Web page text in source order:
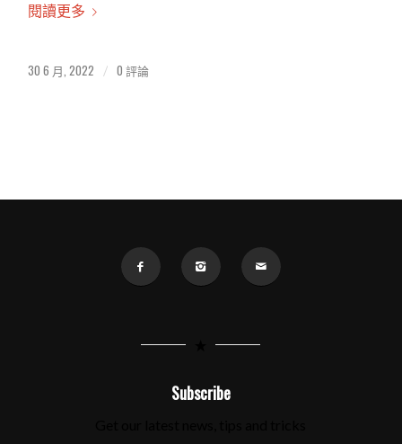
閱讀更多
30 6 月, 2022 / 0 評論
Subscribe